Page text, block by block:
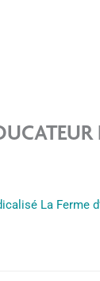
La Ferme